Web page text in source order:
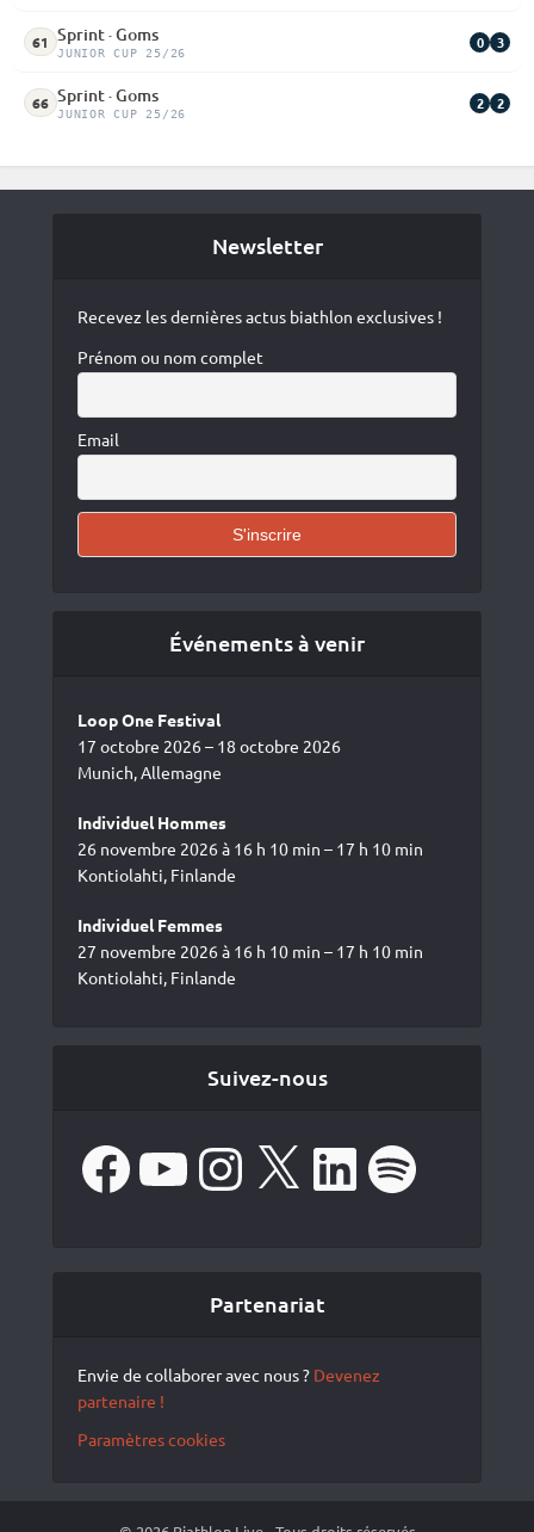
61 Sprint · Goms
JUNIOR CUP 25/26
0 3
66 Sprint · Goms
JUNIOR CUP 25/26
2 2
Newsletter
Recevez les dernières actus biathlon exclusives !
Prénom ou nom complet
Email
Événements à venir
Loop One Festival
17 octobre 2026 – 18 octobre 2026
Munich, Allemagne
Individuel Hommes
26 novembre 2026 à 16 h 10 min – 17 h 10 min
Kontiolahti, Finlande
Individuel Femmes
27 novembre 2026 à 16 h 10 min – 17 h 10 min
Kontiolahti, Finlande
Suivez-nous
Facebook Instagram LinkedIn Spotify
Partenariat
Envie de collaborer avec nous ? Devenez
partenaire !
Paramètres cookies